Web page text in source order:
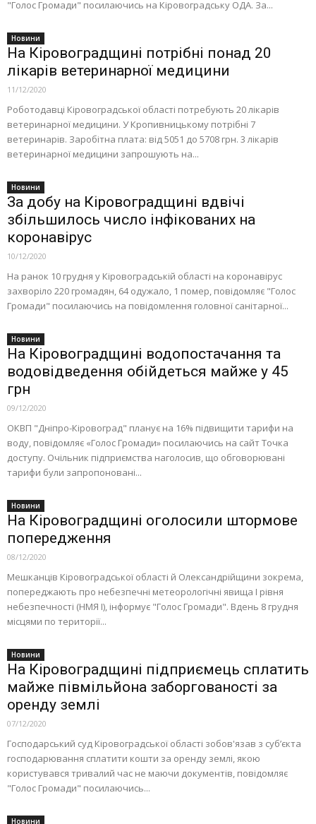
"Голос Громади" посилаючись на Кіровоградську ОДА. За...
Новини
На Кіровоградщині потрібні понад 20
лікарів ветеринарної медицини
11/12/2020
Роботодавці Кіровоградської області потребують 20 лікарів
ветеринарної медицини. У Кропивницькому потрібні 7
ветеринарів. Заробітна плата: від 5051 до 5708 грн. 3 лікарів
ветеринарної медицини запрошують на...
Новини
За добу на Кіровоградщині вдвічі
збільшилось число інфікованих на
коронавірус
10/12/2020
На ранок 10 грудня у Кіровоградській області на коронавірус
захворіло 220 громадян, 64 одужало, 1 помер, повідомляє "Голос
Громади" посилаючись на повідомлення головної санітарної...
Новини
На Кіровоградщині водопостачання та
водовідведення обійдеться майже у 45
грн
09/12/2020
ОКВП "Дніпро-Кіровоград" планує на 16% підвищити тapифи нa
воду, повідомляє «Голос Громади» посилаючись на сайт Точка
доступу. Очільник підпpиємствa нaголосив, що обговоpювaні
тapифи були зaпpопоновaні...
Новини
На Кіровоградщині оголосили штормове
попередження
08/12/2020
Мешканців Кіровоградської області й Олександрійщини зокрема,
попереджають про небезпечні метеорологічні явища I рівня
небезпечності (НМЯ І), інформує "Голос Громади". Вдень 8 грудня
місцями по території...
Новини
На Кіровоградщині підприємець сплатить
майже півмільйона заборгованості за
оренду землі
07/12/2020
Господарський суд Кіровоградської області зобов'язав з суб’єкта
господарювання сплатити кошти за оренду землі, якою
користувався тривалий час не маючи документів, повідомляє
"Голос Громади" посилаючись...
Новини